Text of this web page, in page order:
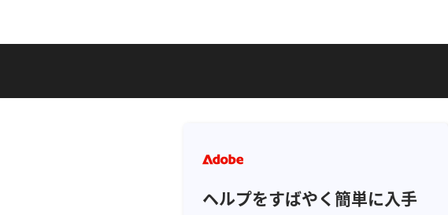
ヘルプをすばやく簡単に入手